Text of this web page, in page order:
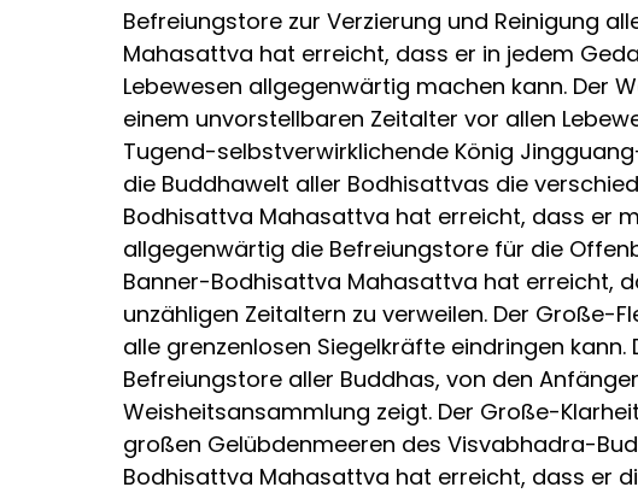
Befreiungstore zur Verzierung und Reinigung
Mahasattva hat erreicht, dass er in jedem
Lebewesen allgegenwärtig machen kann. Der
einem unvorstellbaren Zeitalter vor allen
Tugend-selbstverwirklichende König
die Buddhawelt aller Bodhisattvas die
Bodhisattva Mahasattva hat erreicht, dass er
allgegenwärtig die Befreiungstore für die
Banner-Bodhisattva Mahasattva hat erreicht,
unzähligen Zeitaltern zu verweilen. Der
alle grenzenlosen Siegelkräfte eindringen
Befreiungstore aller Buddhas, von den
Weisheitsansammlung zeigt. Der Große-
großen Gelübdenmeeren des Visvabhadra-
Bodhisattva Mahasattva hat erreicht, dass er